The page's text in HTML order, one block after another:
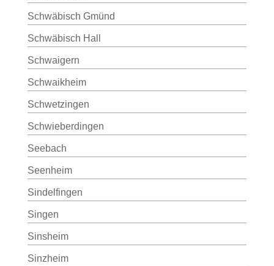
Schwäbisch Gmünd
Schwäbisch Hall
Schwaigern
Schwaikheim
Schwetzingen
Schwieberdingen
Seebach
Seenheim
Sindelfingen
Singen
Sinsheim
Sinzheim